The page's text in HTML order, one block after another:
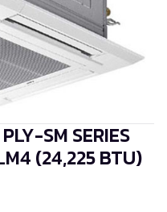
SM SERIES
(24,225 BTU)